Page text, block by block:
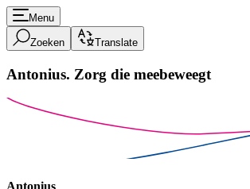
Menu
Zoeken Translate
Antonius. Zorg die meebeweegt
Antonius